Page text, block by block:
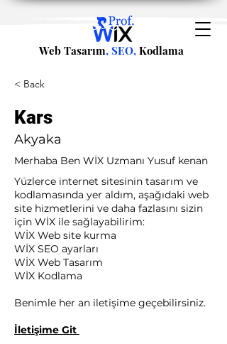
Web Tasarım, SEO, Kodlama
< Back
Kars
Akyaka
Merhaba Ben WİX Uzmanı Yusuf kenan
Yüzlerce internet sitesinin tasarım ve
kodlamasında yer aldım, aşağıdaki web
site hizmetlerini ve daha fazlasını sizin
için WİX ile sağlayabilirim:​ ​
WİX Web site kurma
WİX SEO ayarları
WİX Web Tasarım
WİX Kodlama ​
Benimle her an iletişime geçebilirsiniz.
İletişime Git